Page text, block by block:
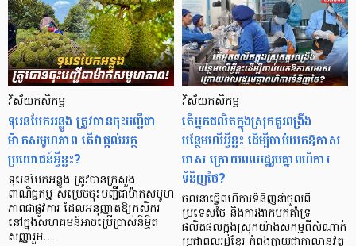
វិស័យ​កសិកម្ម
ទុរេនបែកអន្លូង ត្រូវបានចុះបញ្ជីជា
ម៉ាកសមូហភាព តើវាផ្តល់អត្ថ
ប្រយោជន៍អ្វីខ្លះ?
ទុរេនបែកអន្លូង ត្រូវបានក្រសួង
ពាណិជ្ជកម្ម សម្រេចចុះបញ្ជីជាម៉ាកសមូហ
ភាពជាផ្លូវការ ដែលអនុញ្ញាតឱ្យកសិករ
នៅក្នុងសហគមន៍អាចប្រើប្រាស់និម្មិត
សញ្ញារួម…
វិស័យ​កសិកម្ម
តើអ្នកផលិតក្នុងស្រុកគួរពង្រឹង
បន្ថែមលើអ្វីខ្លះ ដើម្បីចាប់យកឱកាស
មាស ក្រោយពលរដ្ឋរួមគ្នាពហិការ
ទំនិញថៃ?
ចលនាធ្វើពហិការទំនិញនាំចូលពី
ប្រទេសថៃ និងការងាកមកគាំទ្រ
ផលិតផលក្នុងស្រុកយ៉ាងសកម្មពីសំណាក់